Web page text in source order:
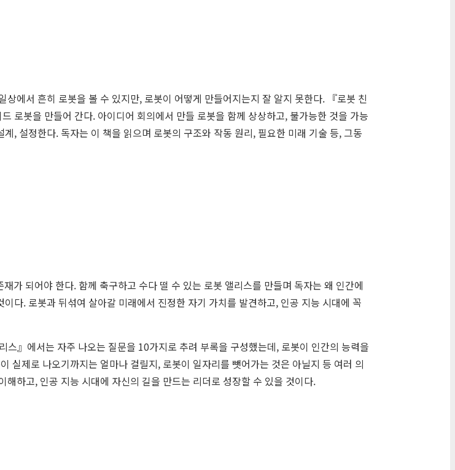
에서 흔히 로봇을 볼 수 있지만, 로봇이 어떻게 만들어지는지 잘 알지 못한다. 『로봇 친
로봇을 만들어 간다. 아이디어 회의에서 만들 로봇을 함께 상상하고, 불가능한 것을 가능
, 설정한다. 독자는 이 책을 읽으며 로봇의 구조와 작동 원리, 필요한 미래 기술 등, 그동
가 되어야 한다. 함께 축구하고 수다 떨 수 있는 로봇 앨리스를 만들며 독자는 왜 인간에
다. 로봇과 뒤섞여 살아갈 미래에서 진정한 자기 가치를 발견하고, 인공 지능 시대에 꼭
』에서는 자주 나오는 질문을 10가지로 추려 부록을 구성했는데, 로봇이 인간의 능력을
실제로 나오기까지는 얼마나 걸릴지, 로봇이 일자리를 뺏어가는 것은 아닐지 등 여러 의
하고, 인공 지능 시대에 자신의 길을 만드는 리더로 성장할 수 있을 것이다.